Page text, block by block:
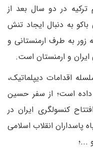
در دو سال بعد از
باکو به دنبال ایجاد تنش
زور به طرف ارمنستانی و
و ارمنستان است.
اقدامات دیپلماتیک،
داده است؛ از سفر حسین
کنسولگری ایران در
پاسداران انقلاب اسلامی
...؛